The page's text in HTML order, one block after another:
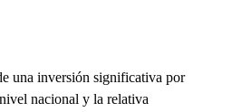
una inversión significativa por
nacional y la relativa